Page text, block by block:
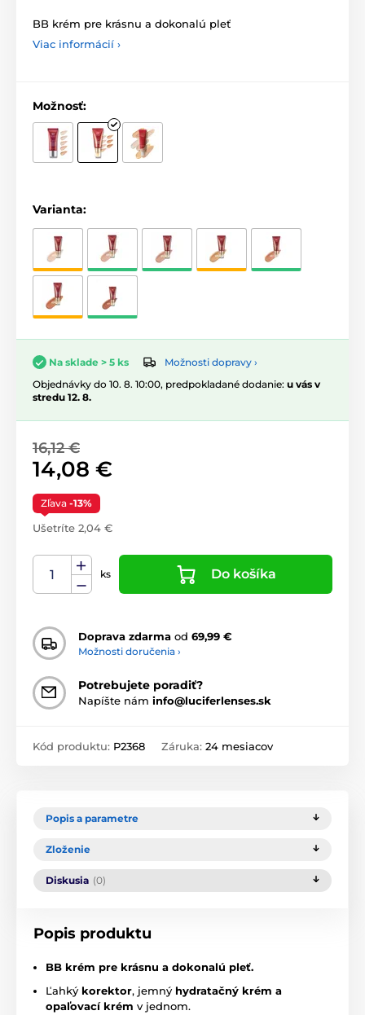
BB krém pre krásnu a dokonalú pleť
Viac informácií ›
Možnosť:
Varianta:
Na sklade > 5 ks
Možnosti dopravy ›
Objednávky do 10. 8. 10:00, predpokladané dodanie: u vás v
stredu 12. 8.
16,12 €
14,08 €
Zľava -13%
Ušetríte 2,04 €
ks Do košíka
Doprava zdarma od 69,99 €
Možnosti doručenia ›
Potrebujete poradiť?
Napíšte nám info@luciferlenses.sk
Kód produktu: P2368 Záruka: 24 mesiacov
Popis a parametre
Zloženie
Diskusia (0)
Popis produktu
BB krém pre krásnu a dokonalú pleť.
Ľahký korektor, jemný hydratačný krém a
opaľovací krém v jednom.